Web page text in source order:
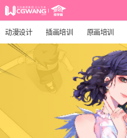
动漫设计 插画培训 原画培训
影视后期 培训课程
漫画设计 绘画教程 板绘培训